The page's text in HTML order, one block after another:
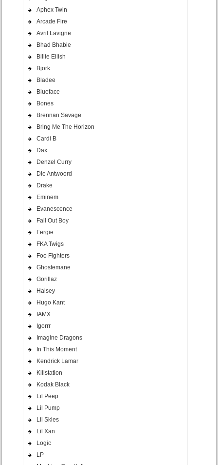
Aphex Twin
Arcade Fire
Avril Lavigne
Bhad Bhabie
Billie Eilish
Bjork
Bladee
Blueface
Bones
Brennan Savage
Bring Me The Horizon
Cardi B
Dax
Denzel Curry
Die Antwoord
Drake
Eminem
Evanescence
Fall Out Boy
Fergie
FKA Twigs
Foo Fighters
Ghostemane
Gorillaz
Halsey
Hugo Kant
IAMX
Igorrr
Imagine Dragons
In This Moment
Kendrick Lamar
Killstation
Kodak Black
Lil Peep
Lil Pump
Lil Skies
Lil Xan
Logic
LP